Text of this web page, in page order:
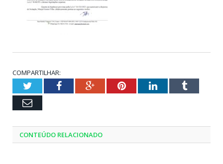
COMPARTILHAR:
TwitterFacebookGoogle+PinterestLinkedInTumblr
Email
CONTEÚDO RELACIONADO